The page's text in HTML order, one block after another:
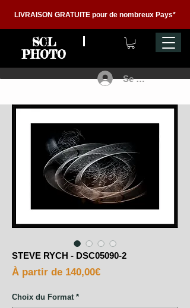
LIVRAISON GRATUITE pour de nombreux Pays*
SCL
PHOTO
Se connecter
STEVE RYCH - DSC05090-2
À partir de 140,00€Prix
Choix du Format *